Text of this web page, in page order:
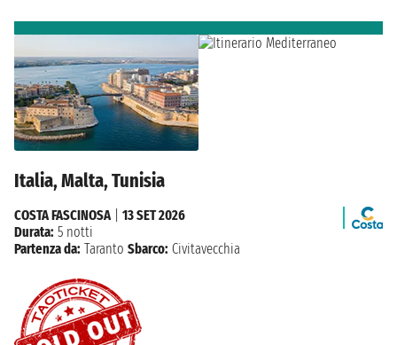
Italia, Malta, Tunisia
COSTA FASCINOSA
13 SET 2026
Durata: 5 notti
Partenza da: Taranto Sbarco: Civitavecchia